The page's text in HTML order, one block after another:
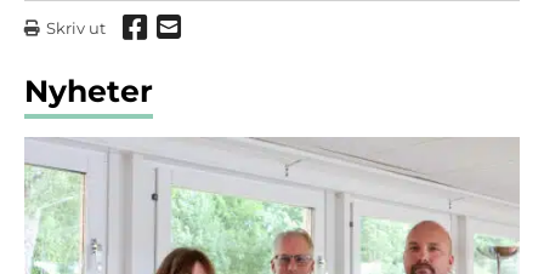
Skriv ut Dela via Facebook
Dela via mail
Nyheter